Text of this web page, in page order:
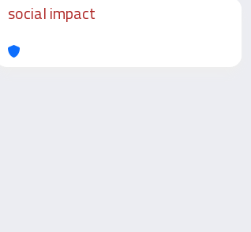
social impact